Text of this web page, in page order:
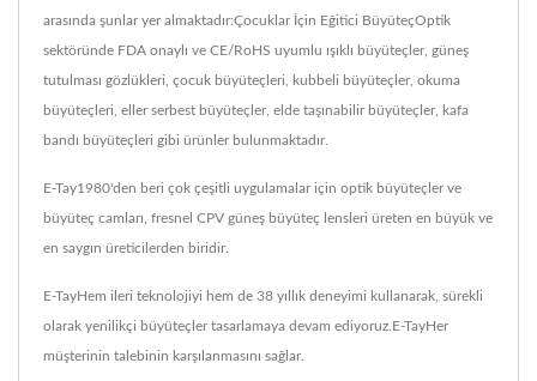
arasında şunlar yer almaktadır:Çocuklar İçin Eğitici BüyüteçOptik
sektöründe FDA onaylı ve CE/RoHS uyumlu ışıklı büyüteçler, güneş
tutulması gözlükleri, çocuk büyüteçleri, kubbeli büyüteçler, okuma
büyüteçleri, eller serbest büyüteçler, elde taşınabilir büyüteçler, kafa
bandı büyüteçleri gibi ürünler bulunmaktadır.
E-Tay1980'den beri çok çeşitli uygulamalar için optik büyüteçler ve
büyüteç camları, fresnel CPV güneş büyüteç lensleri üreten en büyük ve
en saygın üreticilerden biridir.
E-TayHem ileri teknolojiyi hem de 38 yıllık deneyimi kullanarak, sürekli
olarak yenilikçi büyüteçler tasarlamaya devam ediyoruz.E-TayHer
müşterinin talebinin karşılanmasını sağlar.